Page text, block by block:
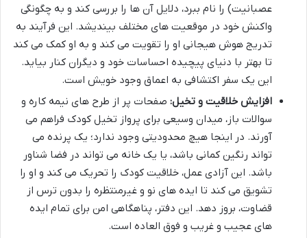
عصبانیت) را نام ببرد، دلایل آن ها را بررسی کند و به چگونگی
واکنش خود در موقعیت های مختلف بیندیشد. این فرآیند به
تدریج هوش هیجانی او را تقویت می کند و به او کمک می کند
تا بهتر با دنیای پیچیده احساسات خود و دیگران کنار بیاید.
این یک سفر اکتشافی به اعماق وجود خویش است.
افزایش خلاقیت و تخیل: صفحات پر از طرح های نیمه کاره و
سوالات باز، میدان وسیعی برای پرواز تخیل کودک فراهم می
آورند. در اینجا هیچ محدودیتی وجود ندارد؛ یک پرنده می
تواند رنگین کمانی باشد، یا یک خانه می تواند در فضا شناور
باشد. این آزادی عمل، خلاقیت کودک را تحریک می کند و او را
تشویق می کند تا ایده های نو و غیرمنتظره را بدون ترس از
قضاوت، بروز دهد. این دفتر، پناهگاهی امن برای تمام ایده
های عجیب و غریب و فوق العاده است.